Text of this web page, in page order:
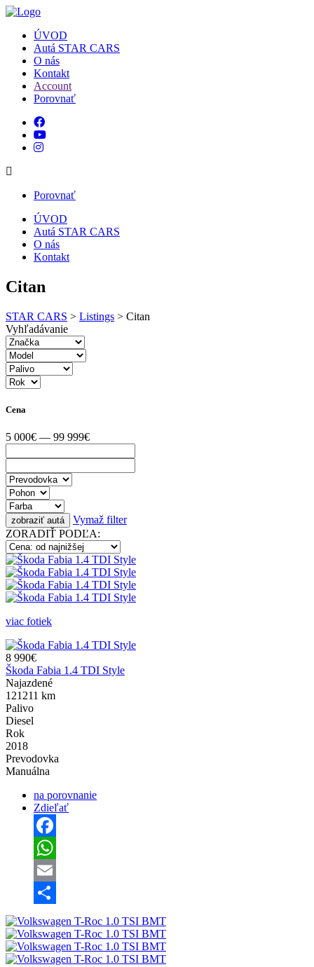
ÚVOD
Autá STAR CARS
O nás
Kontakt
Account
Porovnať
Porovnať
ÚVOD
Autá STAR CARS
O nás
Kontakt
Citan
STAR CARS > Listings > Citan
Vyhľadávanie
Cena
5 000€ — 99 999€
Vymaž filter
ZORADIŤ PODĽA:
viac fotiek
8 990€
Škoda Fabia 1.4 TDI Style
Najazdené
121211 km
Palivo
Diesel
Rok
2018
Prevodovka
Manuálna
na porovnanie
Zdieľať
Facebook
WhatsApp
Email
Share